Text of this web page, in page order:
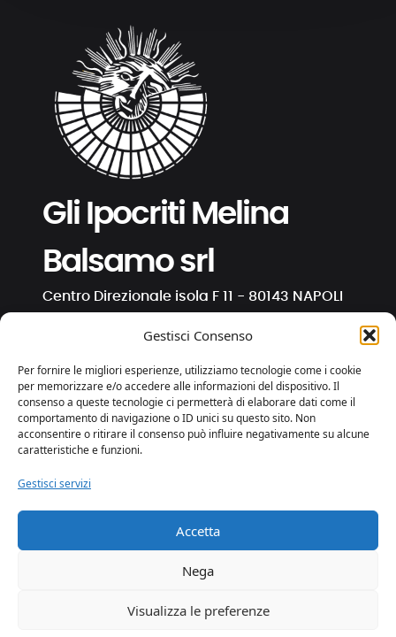
Gestisci Consenso
Per fornire le migliori esperienze, utilizziamo tecnologie come i cookie
per memorizzare e/o accedere alle informazioni del dispositivo. Il
consenso a queste tecnologie ci permetterà di elaborare dati come il
comportamento di navigazione o ID unici su questo sito. Non
acconsentire o ritirare il consenso può influire negativamente su alcune
caratteristiche e funzioni.
Gestisci servizi
Accetta
Nega
Visualizza le preferenze
Gli Ipocriti Melina
Balsamo srl
Centro Direzionale isola F 11 - 80143 NAPOLI
gli.ipocriti@pcert.it
⋅ ⋅ ⋅
Privacy e Cookies